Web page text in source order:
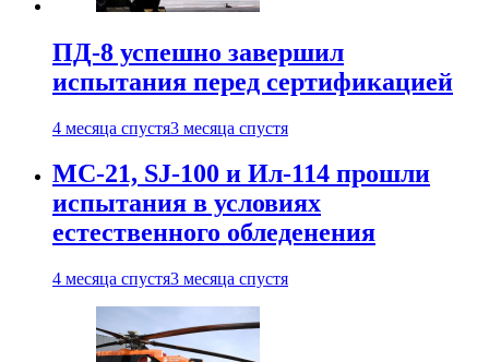
ПД-8 успешно завершил
испытания перед сертификацией
4 месяца спустя3 месяца спустя
МС-21, SJ-100 и Ил-114 прошли
испытания в условиях
естественного обледенения
4 месяца спустя3 месяца спустя